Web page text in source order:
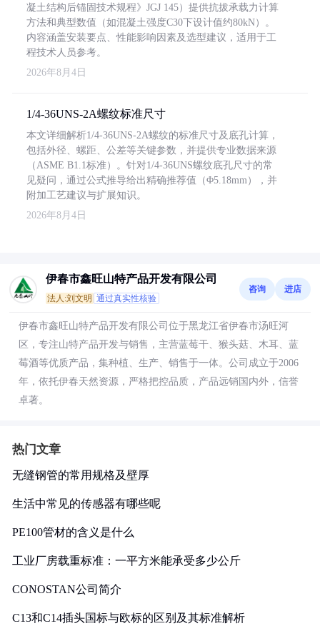
凝土结构后锚固技术规程》JGJ 145）提供抗拔承载力计算
方法和典型数值（如混凝土强度C30下设计值约80kN）。
内容涵盖安装要点、性能影响因素及选型建议，适用于工
程技术人员参考。
2026年8月4日
1/4-36UNS-2A螺纹标准尺寸
本文详细解析1/4-36UNS-2A螺纹的标准尺寸及底孔计算，
包括外径、螺距、公差等关键参数，并提供专业数据来源
（ASME B1.1标准）。针对1/4-36UNS螺纹底孔尺寸的常
见疑问，通过公式推导给出精确推荐值（Φ5.18mm），并
附加工艺建议与扩展知识。
2026年8月4日
伊春市鑫旺山特产品开发有限公司
法人:刘文明 通过真实性核验
咨询 进店
伊春市鑫旺山特产品开发有限公司位于黑龙江省伊春市汤旺河
区，专注山特产品开发与销售，主营蓝莓干、猴头菇、木耳、蓝
莓酒等优质产品，集种植、生产、销售于一体。公司成立于2006
年，依托伊春天然资源，严格把控品质，产品远销国内外，信誉
卓著。
热门文章
无缝钢管的常用规格及壁厚
生活中常见的传感器有哪些呢
PE100管材的含义是什么
工业厂房载重标准：一平方米能承受多少公斤
CONOSTAN公司简介
C13和C14插头国标与欧标的区别及其标准解析